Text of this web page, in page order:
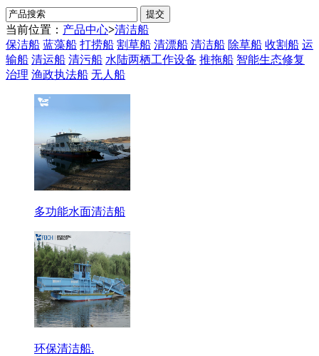
当前位置： 产品中心>清洁船
保洁船 蓝藻船 打捞船 割草船 清漂船 清洁船 除草船 收割船 运
输船 清运船 清污船 水陆两栖工作设备 推拖船 智能生态修复
治理 渔政执法船 无人船
多功能水面清洁船
环保清洁船.